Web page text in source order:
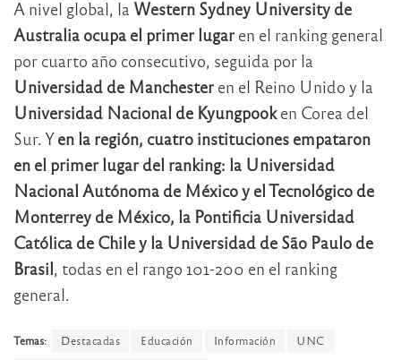
A nivel global, la Western Sydney University de
Australia ocupa el primer lugar en el ranking general
por cuarto año consecutivo, seguida por la
Universidad de Manchester en el Reino Unido y la
Universidad Nacional de Kyungpooken Corea del
Sur. Yen la región, cuatro instituciones empataron
en el primer lugar del ranking: la Universidad
Nacional Autónoma de México y el Tecnológico de
Monterrey de México, la Pontificia Universidad
Católica de Chile y la Universidad de São Paulo de
Brasil, todas en el rango 101-200 en el ranking
general.
Temas: Destacadas Educación Información
UNC